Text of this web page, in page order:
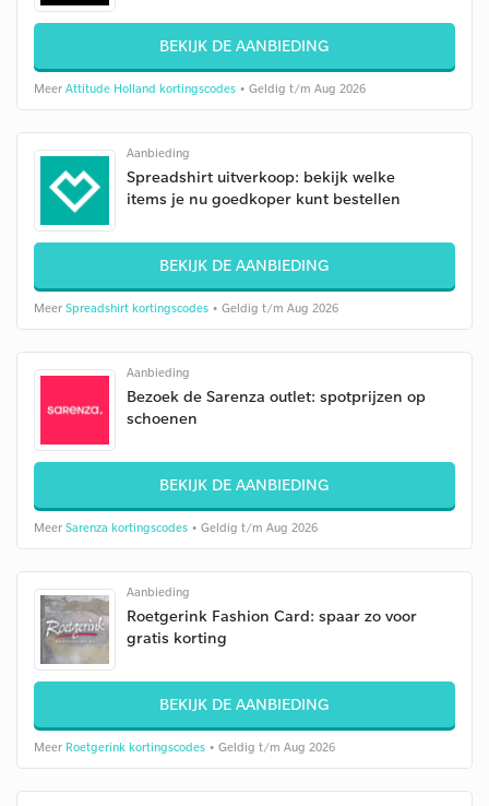
BEKIJK DE AANBIEDING
Meer Attitude Holland kortingscodes • Geldig t/m Aug 2026
Aanbieding
Spreadshirt uitverkoop: bekijk welke
items je nu goedkoper kunt bestellen
BEKIJK DE AANBIEDING
Meer Spreadshirt kortingscodes • Geldig t/m Aug 2026
Aanbieding
Bezoek de Sarenza outlet: spotprijzen op
schoenen
BEKIJK DE AANBIEDING
Meer Sarenza kortingscodes • Geldig t/m Aug 2026
Aanbieding
Roetgerink Fashion Card: spaar zo voor
gratis korting
BEKIJK DE AANBIEDING
Meer Roetgerink kortingscodes • Geldig t/m Aug 2026